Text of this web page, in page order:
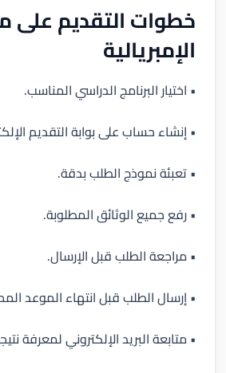
خطوات التقديم على
الإمبريالية
• اختيار البرنامج الدراسي المناسب.
• إنشاء حساب على بوابة التقديم
• تعبئة نموذج الطلب بدقة.
• رفع جميع الوثائق المطلوبة.
• مراجعة الطلب قبل الإرسال.
• إرسال الطلب قبل انتهاء الموعد
• متابعة البريد الإلكتروني لمعرفة